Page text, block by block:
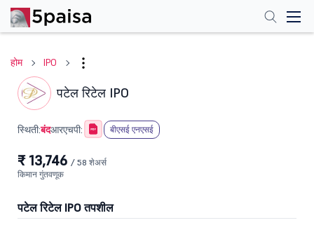
होम IPO
पटेल रिटेल IPO
स्थिती:बंदआरएचपी: बीएसई एनएसई
₹ 13,746 / 58 शेअर्स
किमान गुंतवणूक
पटेल रिटेल IPO तपशील